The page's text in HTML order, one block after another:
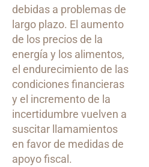
debidas a problemas de
largo plazo. El aumento
de los precios de la
energía y los alimentos,
el endurecimiento de las
condiciones financieras
y el incremento de la
incertidumbre vuelven a
suscitar llamamientos
en favor de medidas de
apoyo fiscal.